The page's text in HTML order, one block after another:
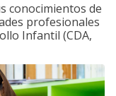
conocimientos de
profesionales
Infantil (CDA,